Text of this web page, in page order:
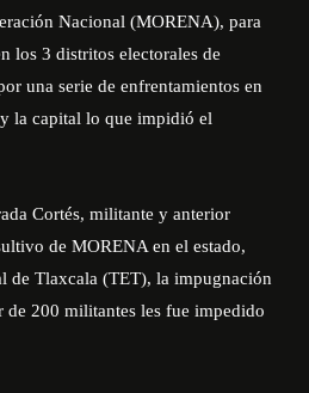
Nacional (MORENA), para
los 3 distritos electorales de
una serie de enfrentamientos en
la capital lo que impidió el
Cortés, militante y anterior
de MORENA en el estado,
de Tlaxcala (TET), la impugnación
de 200 militantes les fue impedido